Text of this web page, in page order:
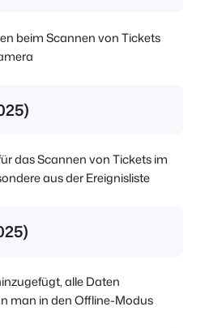
beim Scannen von Tickets
das Scannen von Tickets im
aus der Ereignisliste
alle Daten
man in den Offline-Modus